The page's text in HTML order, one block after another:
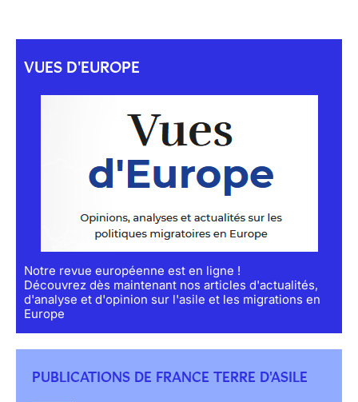
VUES D'EUROPE
Notre revue européenne est en ligne !
Découvrez dès maintenant nos articles d'actualités,
d'analyse et d'opinion sur l'asile et les migrations en
Europe
PUBLICATIONS DE FRANCE TERRE D'ASILE